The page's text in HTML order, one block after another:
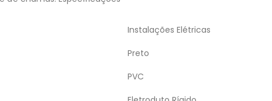
Instalações Elétricas
Preto
PVC